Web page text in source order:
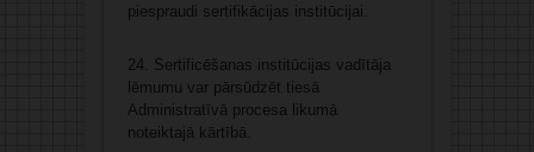
piespraudi sertifikācijas institūcijai.
24. Sertificēšanas institūcijas vadītāja
lēmumu var pārsūdzēt tiesā
Administratīvā procesa likumā
noteiktajā kārtībā.